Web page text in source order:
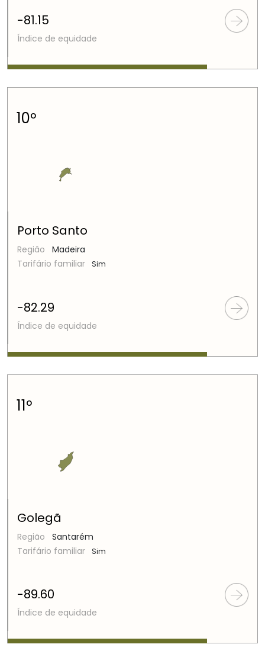
-81.15
Índice de equidade
10º
Porto Santo
Região
Madeira
Tarifário familiar
Sim
-82.29
Índice de equidade
11º
Golegã
Região
Santarém
Tarifário familiar
Sim
-89.60
Índice de equidade